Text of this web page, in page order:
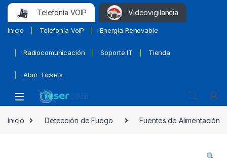
Telefonía VOIP Videovigilancia
Inicio Telefonía VoIP Energia Renovable
Radiocomunicación Soporte IT Tienda
Abrir Tickets
Inicio Detección de Fuego Fuentes de Alimentación